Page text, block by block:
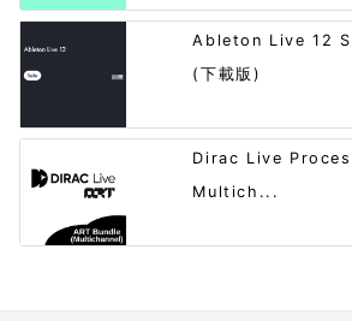
Ableton Live 12
(下載版)
Dirac Live
Multich...